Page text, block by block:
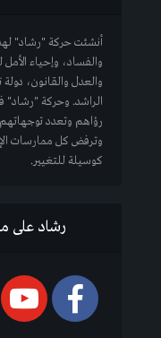
أنشئت حركة "رشاد"
والفساد، وإحياء
والعدل والقانون، دولة
الراشد. وحركة "رشاد"
رؤاهم وتعدد
وترفض كل ممارسات
كوسيلة للتغيير.
رشاد على